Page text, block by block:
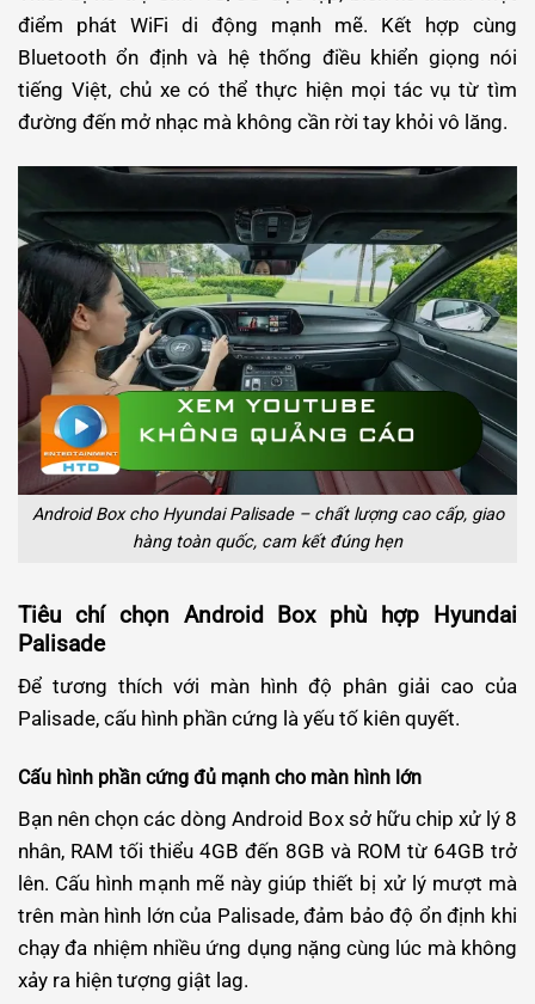
điểm phát WiFi di động mạnh mẽ. Kết hợp cùng
Bluetooth ổn định và hệ thống điều khiển giọng nói
tiếng Việt, chủ xe có thể thực hiện mọi tác vụ từ tìm
đường đến mở nhạc mà không cần rời tay khỏi vô lăng.
Android Box cho Hyundai Palisade – chất lượng cao cấp, giao
hàng toàn quốc, cam kết đúng hẹn
Tiêu chí chọn Android Box phù hợp Hyundai
Palisade
Để tương thích với màn hình độ phân giải cao của
Palisade, cấu hình phần cứng là yếu tố kiên quyết.
Cấu hình phần cứng đủ mạnh cho màn hình lớn
Bạn nên chọn các dòng Android Box sở hữu chip xử lý 8
nhân, RAM tối thiểu 4GB đến 8GB và ROM từ 64GB trở
lên. Cấu hình mạnh mẽ này giúp thiết bị xử lý mượt mà
trên màn hình lớn của Palisade, đảm bảo độ ổn định khi
chạy đa nhiệm nhiều ứng dụng nặng cùng lúc mà không
xảy ra hiện tượng giật lag.